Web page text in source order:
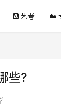
艺考
些?